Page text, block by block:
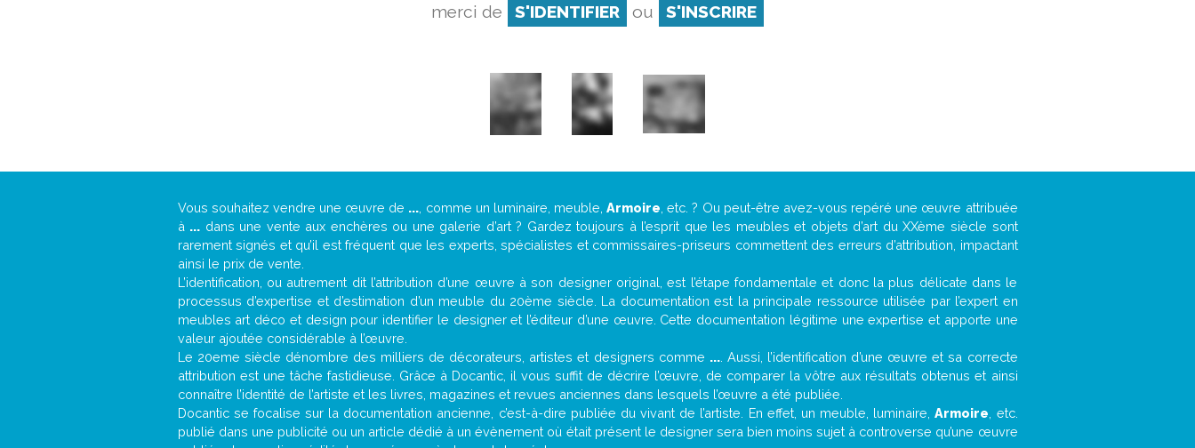
merci de
S'IDENTIFIER ou S'INSCRIRE
Vous souhaitez vendre une œuvre de ... , comme un luminaire, meuble,Armoire , etc. ? Ou peut-être avez-vous repéré une œuvre attribuée
à ... dans une vente aux enchères ou une galerie d’art ? Gardez toujours à l’esprit que les meubles et objets d’art du XXème siècle sont
rarement signés et qu’il est fréquent que les experts, spécialistes et commissaires-priseurs commettent des erreurs d’attribution, impactant
ainsi le prix de vente.
L’identification, ou autrement dit l’attribution d’une œuvre à son designer original, est l’étape fondamentale et donc la plus délicate dans le
processus d’expertise et d’estimation d’un meuble du 20ème siècle. La documentation est la principale ressource utilisée par l’expert en
meubles art déco et design pour identifier le designer et l’éditeur d’une œuvre. Cette documentation légitime une expertise et apporte une
valeur ajoutée considérable à l’œuvre.
Le 20eme siècle dénombre des milliers de décorateurs, artistes et designers comme .... Aussi, l’identification d’une œuvre et sa correcte
attribution est une tâche fastidieuse. Grâce à Docantic, il vous suffit de décrire l’œuvre, de comparer la vôtre aux résultats obtenus et ainsi
connaître l’identité de l’artiste et les livres, magazines et revues anciennes dans lesquels l’œuvre a été publiée.
Docantic se focalise sur la documentation ancienne, c’est-à-dire publiée du vivant de l’artiste. En effet, un meuble, luminaire,Armoire , etc.
publié dans une publicité ou un article dédié à un évènement où était présent le designer sera bien moins sujet à controverse qu’une œuvre